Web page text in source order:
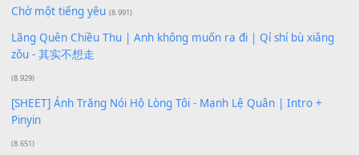
Xem nhiều nhất
Buông bỏ sự phụ thuộc nơi anh (Pinyin)
Phép Màu (OST Đàn Cá Gỗ) (15.618)